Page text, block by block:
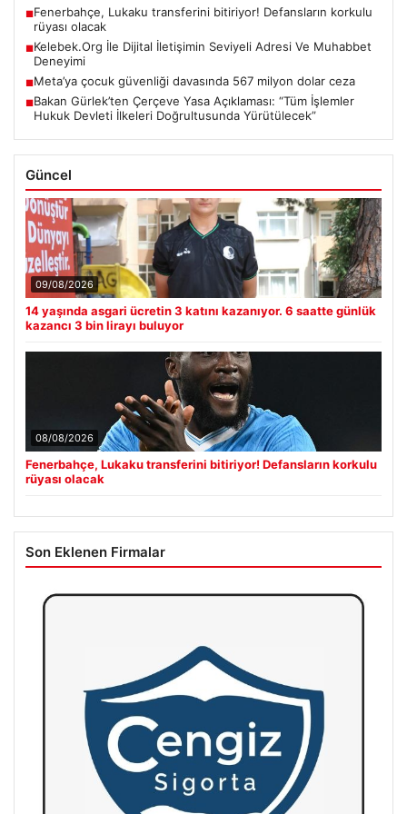
■Fenerbahçe, Lukaku transferini bitiriyor! Defansların korkulu
rüyası olacak
■Kelebek.Org İle Dijital İletişimin Seviyeli Adresi Ve Muhabbet
Deneyimi
■Meta’ya çocuk güvenliği davasında 567 milyon dolar ceza
■Bakan Gürlek’ten Çerçeve Yasa Açıklaması: “Tüm İşlemler
Hukuk Devleti İlkeleri Doğrultusunda Yürütülecek”
Güncel
09/08/2026
14 yaşında asgari ücretin 3 katını kazanıyor. 6 saatte günlük
kazancı 3 bin lirayı buluyor
08/08/2026
Fenerbahçe, Lukaku transferini bitiriyor! Defansların korkulu
rüyası olacak
Son Eklenen Firmalar